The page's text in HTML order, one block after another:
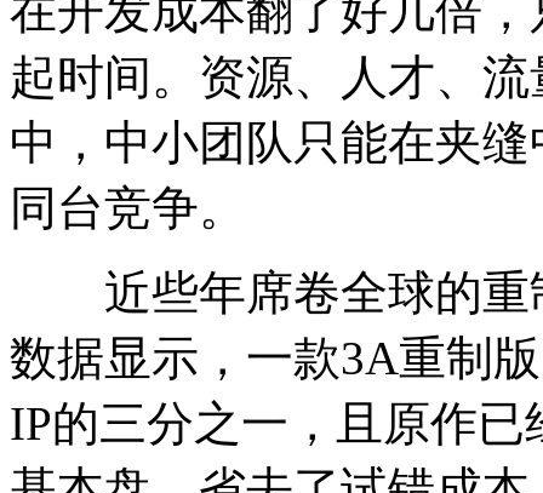
在开发成本翻了好几倍
起时间。资源、人才、
中，中小团队只能在夹
同台竞争。
近些年席卷全球的重
数据显示，一款3A重制
IP的三分之一，且原作